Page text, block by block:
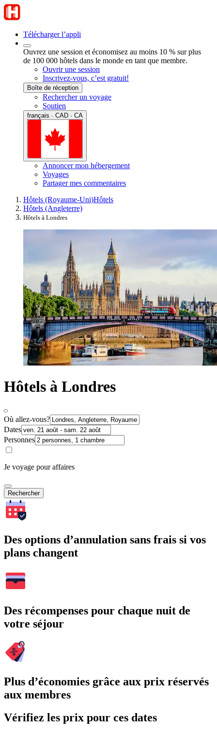
Télécharger l’appli
Ouvrez une session et économisez au moins 10 % sur plus
de 100 000 hôtels dans le monde en tant que membre.
Ouvrir une session
Inscrivez-vous, c’est gratuit!
Boîte de réception
Rechercher un voyage
Soutien
français · CAD · CA
Annoncer mon hébergement
Voyages
Partager mes commentaires
Hôtels (Royaume-Uni)Hôtels
Hôtels (Angleterre)
Hôtels à Londres
Hôtels à Londres
Où allez-vous?
Dates
Personnes
Je voyage pour affaires
Rechercher
Des options d’annulation sans frais si vos
plans changent
Des récompenses pour chaque nuit de
votre séjour
Plus d’économies grâce aux prix réservés
aux membres
Vérifiez les prix pour ces dates